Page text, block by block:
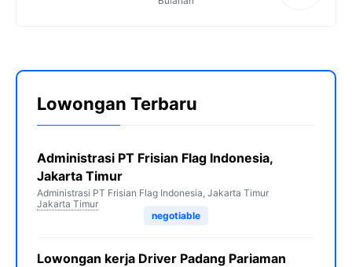
Lowongan Terbaru
Administrasi PT Frisian Flag Indonesia,
Jakarta Timur
Administrasi PT Frisian Flag Indonesia, Jakarta Timur
Jakarta Timur
negotiable
Lowongan kerja Driver Padang Pariaman